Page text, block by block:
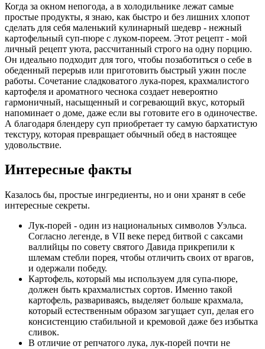
Когда за окном непогода, а в холодильнике лежат самые
простые продукты, я знаю, как быстро и без лишних хлопот
сделать для себя маленький кулинарный шедевр - нежный
картофельный суп-пюре с луком-пореем. Этот рецепт - мой
личный рецепт уюта, рассчитанный строго на одну порцию.
Он идеально подходит для того, чтобы позаботиться о себе в
обеденный перерыв или приготовить быстрый ужин после
работы. Сочетание сладковатого лука-порея, крахмалистого
картофеля и ароматного чеснока создает невероятно
гармоничный, насыщенный и согревающий вкус, который
напоминает о доме, даже если вы готовите его в одиночестве.
А благодаря блендеру суп приобретает ту самую бархатистую
текстуру, которая превращает обычный обед в настоящее
удовольствие.
Интересные факты
Казалось бы, простые ингредиенты, но и они хранят в себе
интересные секреты.
Лук-порей - один из национальных символов Уэльса.
Согласно легенде, в VII веке перед битвой с саксами
валлийцы по совету святого Давида прикрепили к
шлемам стебли порея, чтобы отличить своих от врагов,
и одержали победу.
Картофель, который мы используем для супа-пюре,
должен быть крахмалистых сортов. Именно такой
картофель, развариваясь, выделяет больше крахмала,
который естественным образом загущает суп, делая его
консистенцию стабильной и кремовой даже без избытка
сливок.
В отличие от репчатого лука, лук-порей почти не